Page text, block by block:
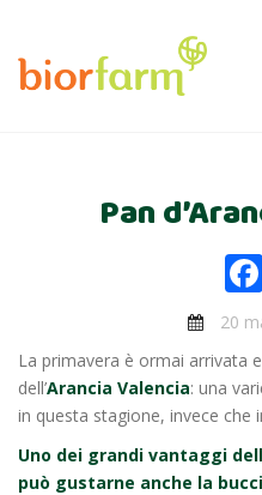
Pan
20
La primavera è ormai arrivata
dell’Arancia Valencia: una
in questa stagione, invece che
Uno dei grandi vantaggi
può gustarne anche la